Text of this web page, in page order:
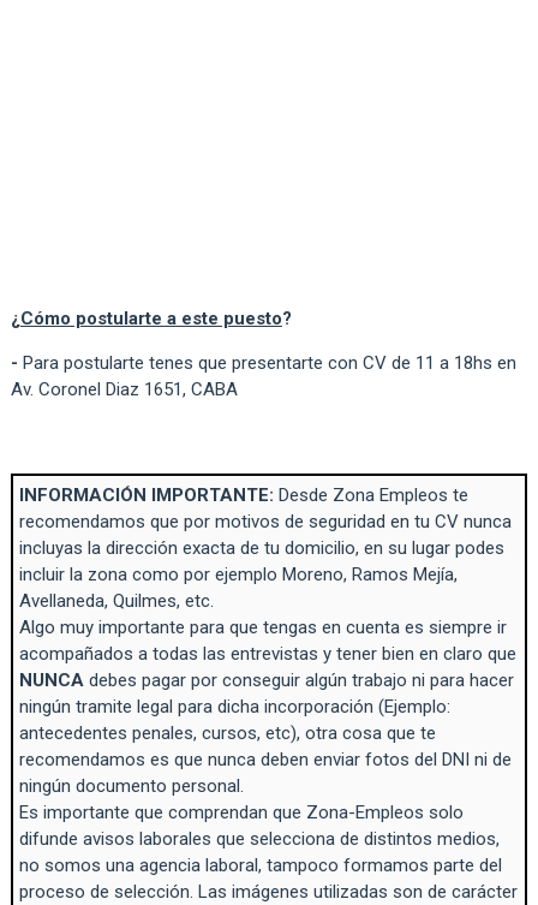
¿ Cómo postularte a este puesto?
- Para postularte tenes que presentarte con CV de 11 a 18hs en
Av. Coronel Diaz 1651, CABA
INFORMACIÓN IMPORTANTE: Desde Zona Empleos te
recomendamos que por motivos de seguridad en tu CV nunca
incluyas la dirección exacta de tu domicilio, en su lugar podes
incluir la zona como por ejemplo Moreno, Ramos Mejía,
Avellaneda, Quilmes, etc.
Algo muy importante para que tengas en cuenta es siempre ir
acompañados a todas las entrevistas y tener bien en claro que
NUNCA debes pagar por conseguir algún trabajo ni para hacer
ningún tramite legal para dicha incorporación (Ejemplo:
antecedentes penales, cursos, etc), otra cosa que te
recomendamos es que nunca deben enviar fotos del DNI ni de
ningún documento personal.
Es importante que comprendan que Zona-Empleos solo
difunde avisos laborales que selecciona de distintos medios,
no somos una agencia laboral, tampoco formamos parte del
proceso de selección. Las imágenes utilizadas son de carácter